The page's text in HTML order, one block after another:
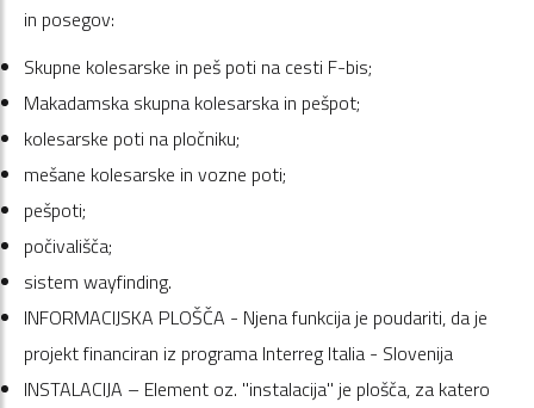
in posegov:
Skupne kolesarske in peš poti na cesti F-bis;
Makadamska skupna kolesarska in pešpot;
kolesarske poti na pločniku;
mešane kolesarske in vozne poti;
pešpoti;
počivališča;
sistem wayfinding.
INFORMACIJSKA PLOŠČA - Njena funkcija je poudariti, da je
projekt financiran iz programa Interreg Italia - Slovenija
INSTALACIJA – Element oz. "instalacija" je plošča, za katero